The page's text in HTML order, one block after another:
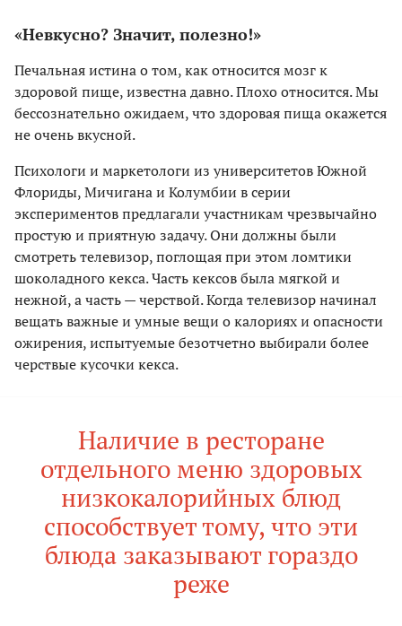
«Невкусно? Значит, полезно!»
Печальная истина о том, как относится мозг к
здоровой пище, известна давно. Плохо относится. Мы
бессознательно ожидаем, что здоровая пища окажется
не очень вкусной.
Психологи и маркетологи из университетов Южной
Флориды, Мичигана и Колумбии в серии
экспериментов предлагали участникам чрезвычайно
простую и приятную задачу. Они должны были
смотреть телевизор, поглощая при этом ломтики
шоколадного кекса. Часть кексов была мягкой и
нежной, а часть — черствой. Когда телевизор начинал
вещать важные и умные вещи о калориях и опасности
ожирения, испытуемые безотчетно выбирали более
черствые кусочки кекса.
Наличие в ресторане
отдельного меню здоровых
низкокалорийных блюд
способствует тому, что эти
блюда заказывают гораздо
реже